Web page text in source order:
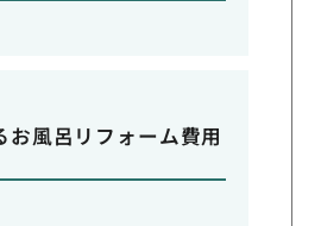
お風呂リフォーム費用